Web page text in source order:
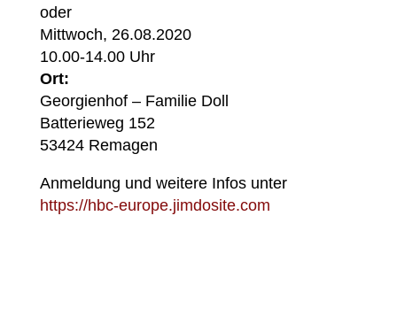
oder
Mittwoch, 26.08.2020
10.00-14.00 Uhr
Ort:
Georgienhof – Familie Doll
Batterieweg 152
53424 Remagen
Anmeldung und weitere Infos unter
https://hbc-europe.jimdosite.com